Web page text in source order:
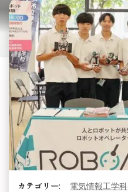
カテゴリー:
電気情報工学科